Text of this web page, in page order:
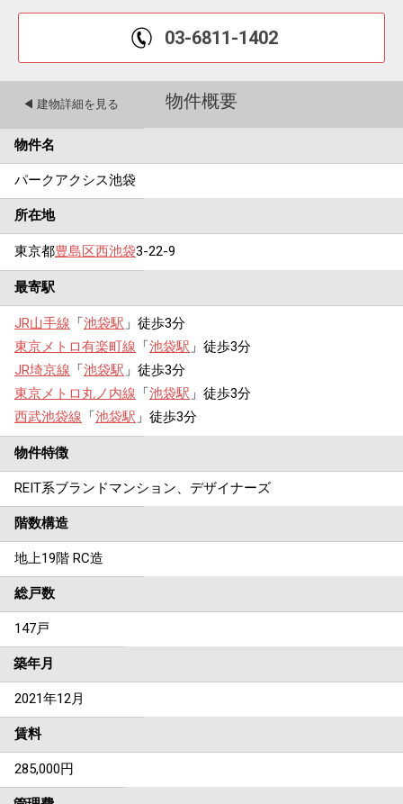
03-6811-1402
物件概要
◀︎ 建物詳細を見る
物件名
パークアクシス池袋
所在地
東京都豊島区西池袋3-22-9
最寄駅
JR山手線 「池袋駅 」徒歩3分
東京メトロ有楽町線 「池袋駅 」徒歩3分
JR埼京線 「池袋駅 」徒歩3分
東京メトロ丸ノ内線 「池袋駅 」徒歩3分
西武池袋線 「池袋駅 」徒歩3分
物件特徴
REIT系ブランドマンション、デザイナーズ
階数構造
地上19階 RC造
総戸数
147戸
築年月
2021年12月
賃料
285,000円